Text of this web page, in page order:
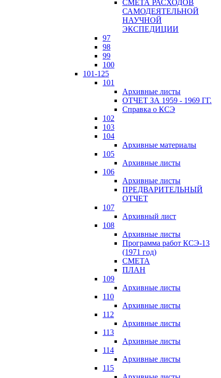
СМЕТА РАСХОДОВ
САМОДЕЯТЕЛЬНОЙ
НАУЧНОЙ
ЭКСПЕДИЦИИ
97
98
99
100
101-125
101
Архивные листы
ОТЧЕТ ЗА 1959 - 1969 ГГ.
Справка о КСЭ
102
103
104
Архивные материалы
105
Архивные листы
106
Архивные листы
ПРЕДВАРИТЕЛЬНЫЙ
ОТЧЕТ
107
Архивный лист
108
Архивные листы
Программа работ КСЭ-13
(1971 год)
СМЕTA
ПЛАН
109
Архивные листы
110
Архивные листы
112
Архивные листы
113
Архивные листы
114
Архивные листы
115